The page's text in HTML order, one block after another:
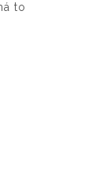
to